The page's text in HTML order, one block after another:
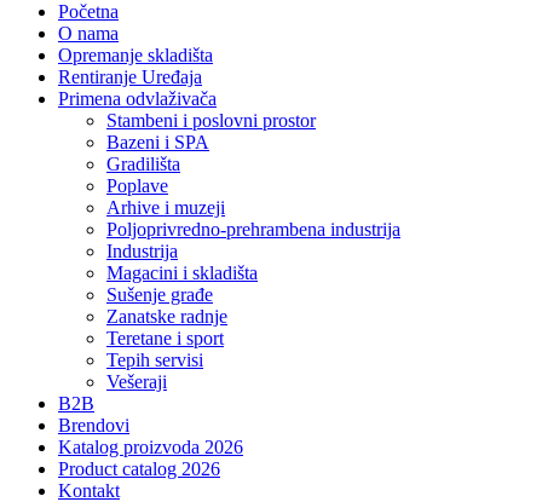
Početna
O nama
Opremanje skladišta
Rentiranje Uređaja
Primena odvlaživača
Stambeni i poslovni prostor
Bazeni i SPA
Gradilišta
Poplave
Arhive i muzeji
Poljoprivredno-prehrambena industrija
Industrija
Magacini i skladišta
Sušenje građe
Zanatske radnje
Teretane i sport
Tepih servisi
Vešeraji
B2B
Brendovi
Katalog proizvoda 2026
Product catalog 2026
Kontakt